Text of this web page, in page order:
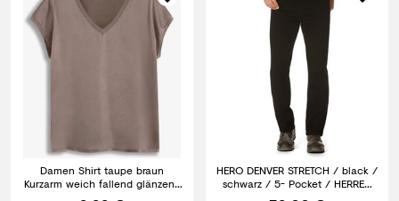
Damen Shirt taupe braun
Kurzarm weich fallend glänzend
schön Gr 36 - 54 neu 5125
HERO DENVER STRETCH / black /
schwarz / 5- Pocket / HERREN
JEANS HOSE